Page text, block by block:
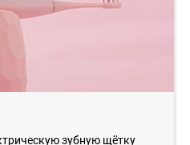
зубную щётку